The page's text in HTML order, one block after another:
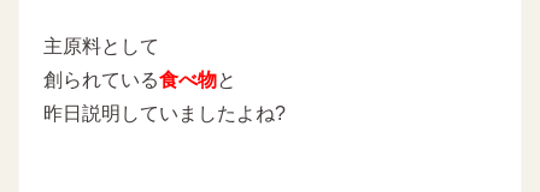
主原料として
創られている食べ物と
昨日説明していましたよね?